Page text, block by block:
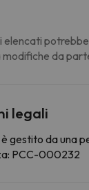
elencati
da
legali
gestito da una
PCC-000232